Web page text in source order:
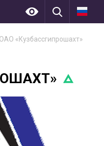
ОАО «Кузбассгипрошахт»